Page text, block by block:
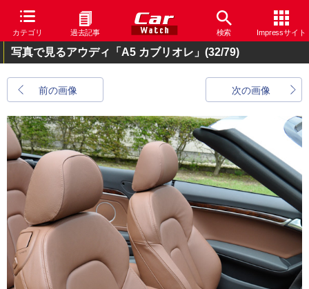
カテゴリ 過去記事 検索 Impressサイト
写真で見るアウディ「A5 カブリオレ」 (32/79)
前の画像 次の画像